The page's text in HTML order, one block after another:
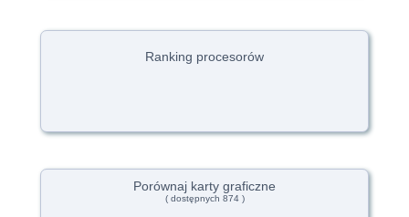
Ranking procesorów
Porównaj karty graficzne
( dostępnych 874 )